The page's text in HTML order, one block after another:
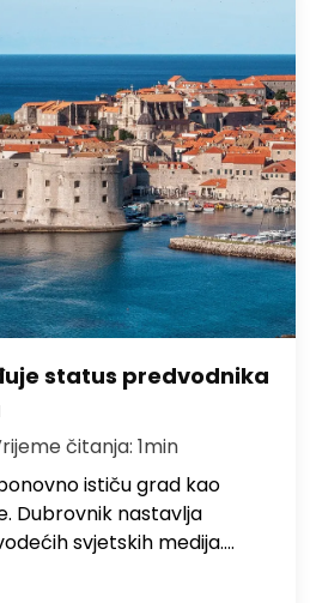
status predvodnika
čitanja: 1min
ističu grad kao
Dubrovnik nastavlja
svjetskih medija.…